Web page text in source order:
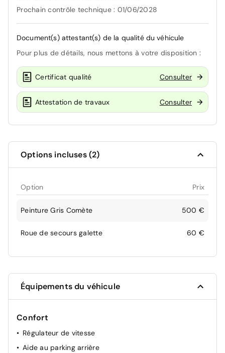
Prochain contrôle technique : 01/06/2028
Document(s) attestant(s) de la qualité du véhicule
Pour plus de détails, nous mettons à votre disposition :
Certificat qualité Consulter
Attestation de travaux Consulter
Options incluses (2)
Option Prix
Peinture Gris Comète 500 €
Roue de secours galette 60 €
Équipements du véhicule
Confort
Régulateur de vitesse
Aide au parking arrière